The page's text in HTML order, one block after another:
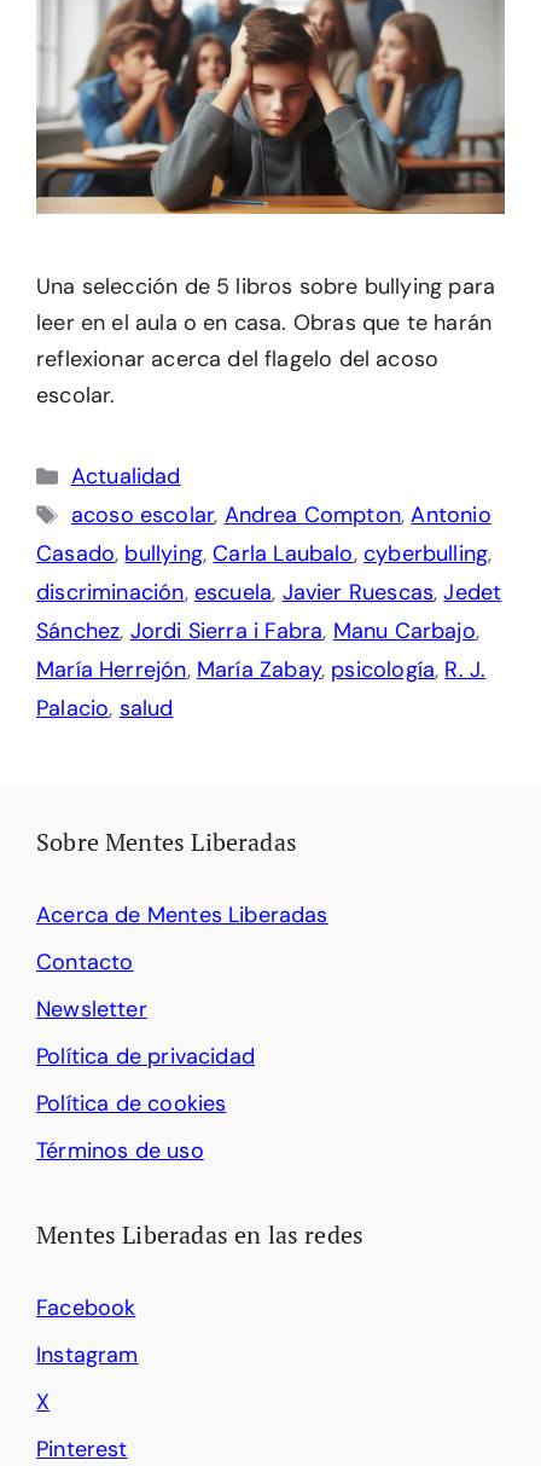
Una selección de 5 libros sobre bullying para
leer en el aula o en casa. Obras que te harán
reflexionar acerca del flagelo del acoso
escolar.
Categorías
Actualidad
Etiquetas
acoso escolar, Andrea Compton,Antonio
Casado, bullying,Carla Laubalo,cyberbulling,
discriminación, escuela, Javier Ruescas,Jedet
Sánchez, Jordi Sierra i Fabra, Manu Carbajo,
María Herrejón, María Zabay, psicología, R. J.
Palacio, salud
Sobre Mentes Liberadas
Acerca de Mentes Liberadas
Contacto
Newsletter
Política de privacidad
Política de cookies
Términos de uso
Mentes Liberadas en las redes
Facebook
Instagram
X
Pinterest